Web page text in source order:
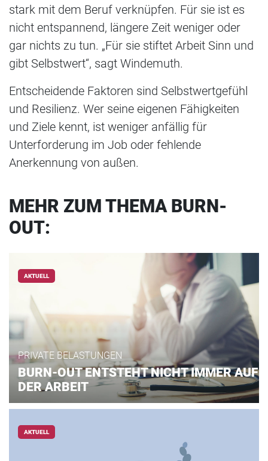
stark mit dem Beruf verknüpfen. Für sie ist es
nicht entspannend, längere Zeit weniger oder
gar nichts zu tun. „Für sie stiftet Arbeit Sinn und
gibt Selbstwert“, sagt Windemuth.
Entscheidende Faktoren sind Selbstwertgefühl
und Resilienz. Wer seine eigenen Fähigkeiten
und Ziele kennt, ist weniger anfällig für
Unterforderung im Job oder fehlende
Anerkennung von außen.
MEHR ZUM THEMA BURN-
OUT:
AKTUELL
PRIVATE BELASTUNGEN
BURN-OUT ENTSTEHT NICHT IMMER AUF
DER ARBEIT
AKTUELL